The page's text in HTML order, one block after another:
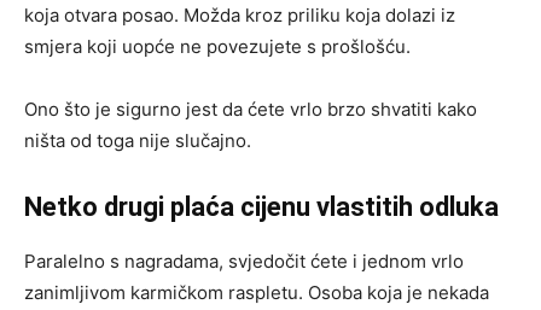
koja otvara posao. Možda kroz priliku koja dolazi iz
smjera koji uopće ne povezujete s prošlošću.
Ono što je sigurno jest da ćete vrlo brzo shvatiti kako
ništa od toga nije slučajno.
Netko drugi plaća cijenu vlastitih odluka
Paralelno s nagradama, svjedočit ćete i jednom vrlo
zanimljivom karmičkom raspletu. Osoba koja je nekada